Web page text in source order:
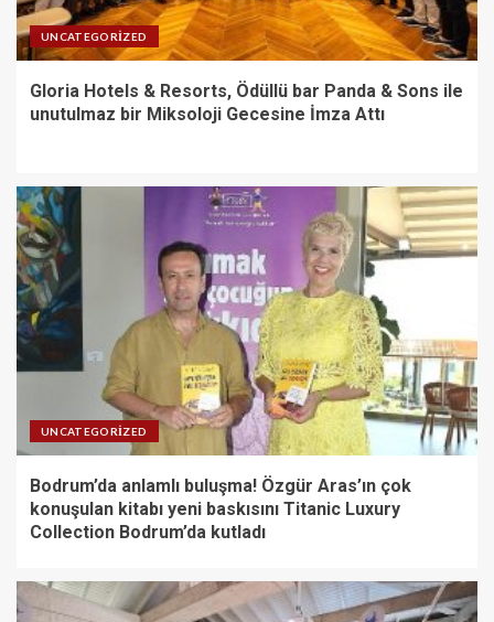
UNCATEGORIZED
Gloria Hotels & Resorts, Ödüllü bar Panda & Sons ile
unutulmaz bir Miksoloji Gecesine İmza Attı
UNCATEGORIZED
Bodrum’da anlamlı buluşma! Özgür Aras’ın çok
konuşulan kitabı yeni baskısını Titanic Luxury
Collection Bodrum’da kutladı